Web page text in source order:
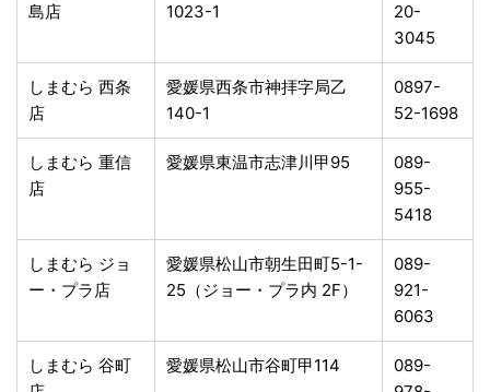
島店
1023-1
20-
3045
しまむら 西条
店
愛媛県西条市神拝字局乙
140-1
0897-
52-1698
しまむら 重信
店
愛媛県東温市志津川甲95
089-
955-
5418
しまむら ジョ
ー・プラ店
愛媛県松山市朝生田町5-1-
25（ジョー・プラ内 2F）
089-
921-
6063
しまむら 谷町
愛媛県松山市谷町甲114
089-